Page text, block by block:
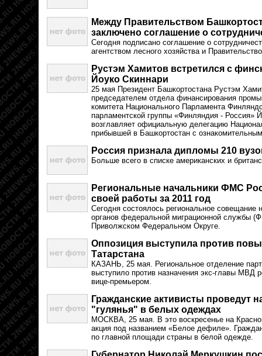
Между Правительством
заключено соглашение о
Сегодня подписано соглашение о
агентством лесного хозяйства и
Рустэм Хамитов встретился с
Йоуко Скиннари
25 мая Президент Башкортостана Рустэм
председателем отдела финансирования
комитета Национального Парламента
парламентской группы «Финляндия - Россия»
возглавляет официальную делегацию
прибывшей в Башкортостан с
Россия признала дипломы 210
Больше всего в списке американских и
Региональные начальники ФМС
своей работы за 2011 год
Сегодня состоялось региональное совещание
органов федеральной миграционной службы
Приволжском Федеральном Округе.
Оппозиция выступила против
Татарстана
КАЗАНЬ, 25 мая. Региональное отделение
выступило против назначения экс-главы МВД
вице-премьером.
Гражданские активисты проведут
"гулянья" в белых одеждах
МОСКВА, 25 мая. В это воскресенье на
акция под названием «Белое дефиле».
по главной площади страны в белой одежде.